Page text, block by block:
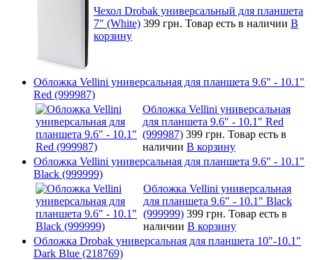
Чехол Drobak универсальный для планшета
7" (White) 399 грн. Товар есть в наличии В
корзину
Обложка Vellini универсальная для планшета 9.6" - 10.1"
Red (999987)
Обложка Vellini универсальная
для планшета 9.6" - 10.1" Red
(999987) 399 грн. Товар есть в
наличии В корзину
Обложка Vellini универсальная для планшета 9.6" - 10.1"
Black (999999)
Обложка Vellini универсальная
для планшета 9.6" - 10.1" Black
(999999) 399 грн. Товар есть в
наличии В корзину
Обложка Drobak универсальная для планшета 10"-10.1"
Dark Blue (218769)